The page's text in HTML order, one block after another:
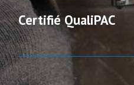
Certifié QualiPAC